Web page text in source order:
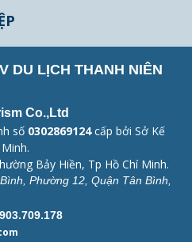
DU LỊCH THANH NIÊN
Co.,Ltd
số 0302869124cấp bởi Sở Kế
Bảy Hiền, Tp Hồ Chí Minh.
Phường 12, Quận Tân Bình,